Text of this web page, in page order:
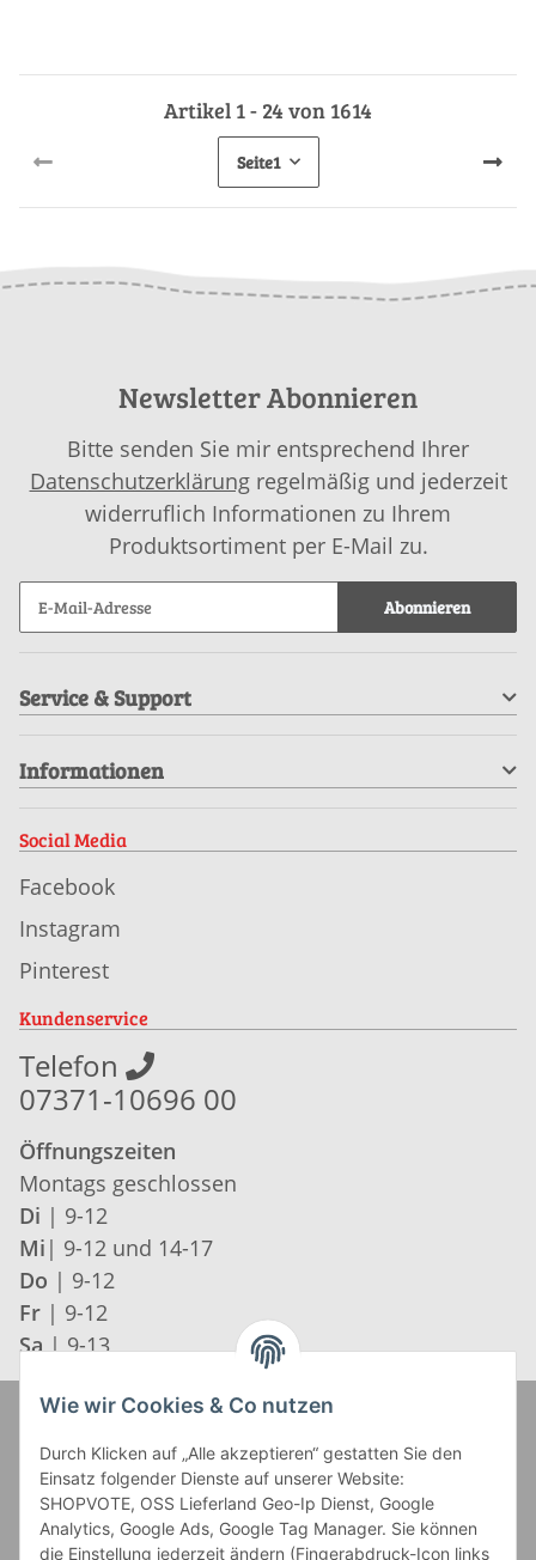
Artikel 1 - 24 von 1614
Seite1
Newsletter Abonnieren
Bitte senden Sie mir entsprechend Ihrer
Datenschutzerklärungregelmäßig und jederzeit
widerruflich Informationen zu Ihrem
Produktsortiment per E-Mail zu.
Abonnieren
Service & Support
Informationen
Social Media
Facebook
Instagram
Pinterest
Kundenservice
Telefon
07371-10696 00
Öffnungszeiten
Montags geschlossen
Di | 9-12
Mi | 9-12 und 14-17
Do | 9-12
Fr | 9-12
Sa | 9-13
Wie wir Cookies & Co nutzen
Durch Klicken auf „Alle akzeptieren“ gestatten Sie den
Einsatz folgender Dienste auf unserer Website:
SHOPVOTE, OSS Lieferland Geo-Ip Dienst, Google
Analytics, Google Ads, Google Tag Manager. Sie können
die Einstellung jederzeit ändern (Fingerabdruck-Icon links